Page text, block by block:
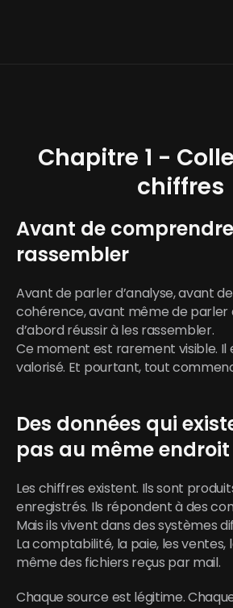
Chapitre 1 -
chiffres
Avant de
rassembler
Avant de parler d’analyse, avant
cohérence, avant même de parler
d’abord réussir à les rassembler.
Ce moment est rarement visible.
valorisé. Et pourtant, tout
Des données qui
pas au même endroit
Les chiffres existent. Ils sont
enregistrés. Ils répondent à des
Mais ils vivent dans des systèmes
La comptabilité, la paie, les ventes,
même des fichiers reçus par mail.
Chaque source est légitime.